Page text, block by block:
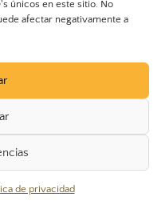
únicos en este sitio. No
afectar negativamente a
de privacidad
Todos los derechos